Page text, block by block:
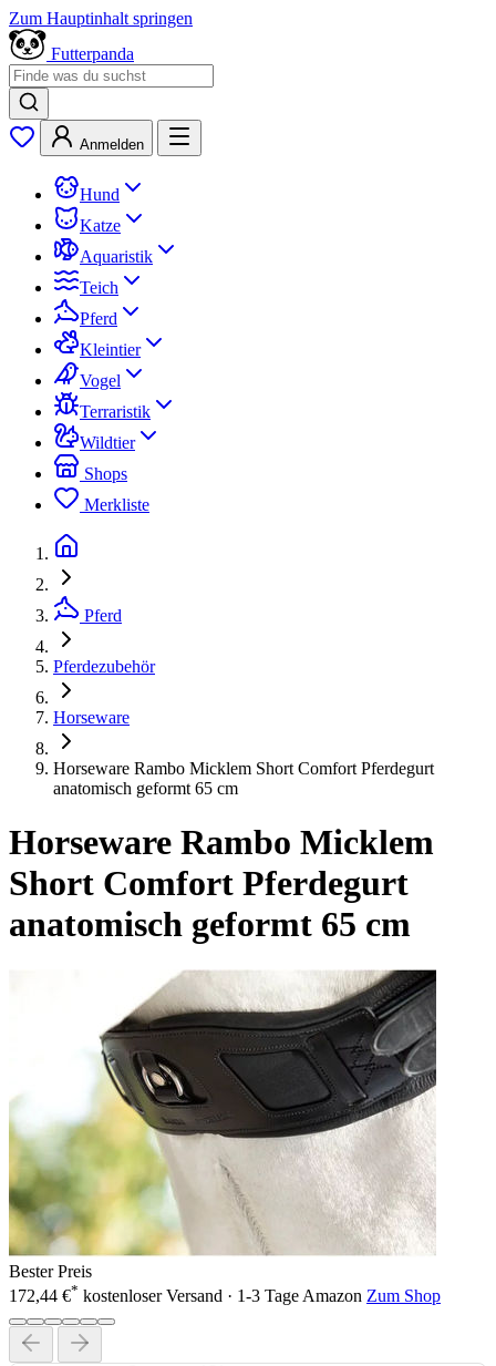
Zum Hauptinhalt springen
Futterpanda
Anmelden
Hund
Katze
Aquaristik
Teich
Pferd
Kleintier
Vogel
Terraristik
Wildtier
Shops
Merkliste
Pferd
Pferdezubehör
Horseware
Horseware Rambo Micklem Short Comfort Pferdegurt
anatomisch geformt 65 cm
Horseware Rambo Micklem
Short Comfort Pferdegurt
anatomisch geformt 65 cm
Bester Preis
172,44 €* kostenloser Versand · 1-3 Tage Amazon Zum Shop